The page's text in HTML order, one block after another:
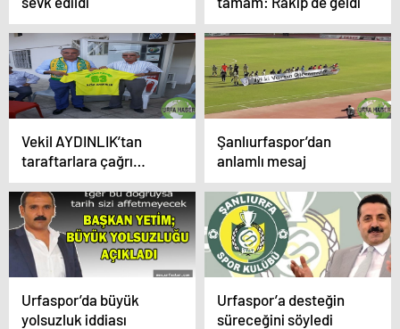
Vekil AYDINLIK’tan
taraftarlara çağrı…
Şanlıurfaspor’dan
anlamlı mesaj
Urfaspor’da büyük
yolsuzluk iddiası
Urfaspor’a desteğin
süreceğini söyledi